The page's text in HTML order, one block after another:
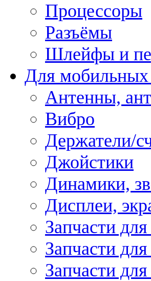
Процессоры
Разъёмы
Шлейфы и
Для мобильных
Антенны,
Вибро
Держатели/
Джойстики
Динамики,
Дисплеи,
Запчасти
Запчасти
Запчасти